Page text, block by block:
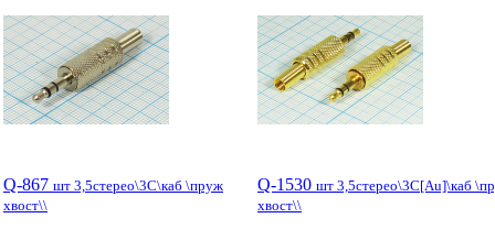
Q-867 шт 3,5стерео\3C\каб \пруж
хвост\\
Q-1530 шт 3,5стерео\3C[Au]\каб
хвост\\